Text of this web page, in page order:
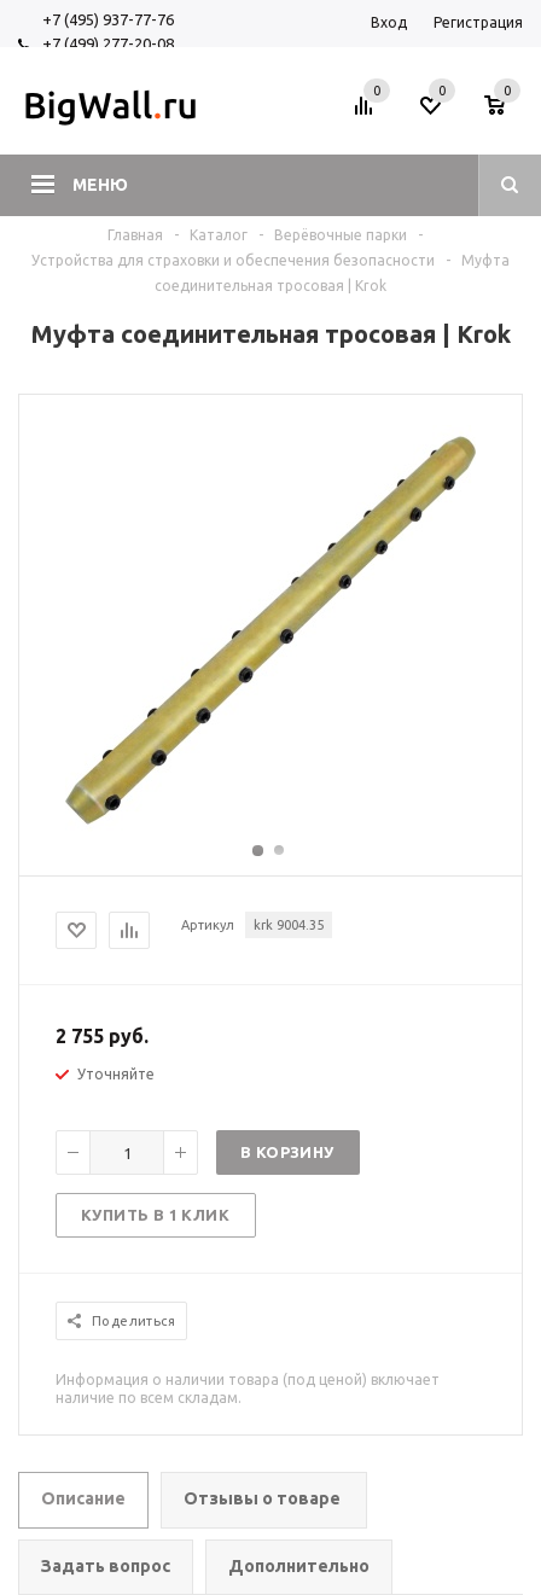
+7 (495) 937-77-76
+7 (499) 277-20-08
Вход Регистрация
МЕНЮ
0 0
0
Главная - Каталог - Верёвочные парки
-
Устройства для страховки и обеспечения безопасности
-
Муфта
соединительная тросовая | Krok
Муфта соединительная тросовая | Krok
Артикул krk 9004.35
2 755 руб.
Уточняйте
В КОРЗИНУ
КУПИТЬ В 1 КЛИК
Поделиться
Информация о наличии товара (под ценой) включает
наличие по всем складам.
Описание Отзывы о товаре
Задать вопрос Дополнительно